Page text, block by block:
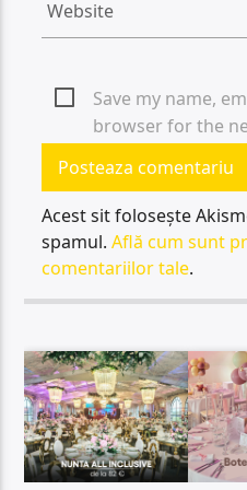
Save my name,
browser for the
Acest sit folosește
spamul.Află cum sunt
comentariilor tale.